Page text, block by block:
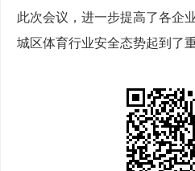
此次会议，进一步提高了各企
城区体育行业安全态势起到了